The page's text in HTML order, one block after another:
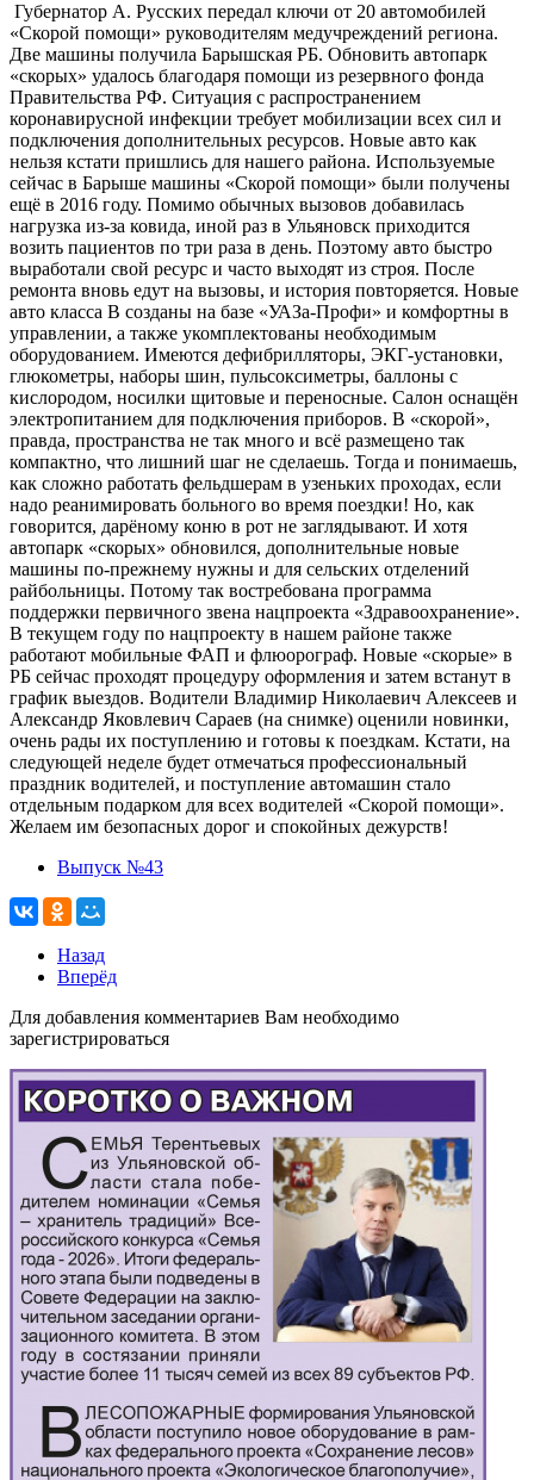
Губернатор А. Русских передал ключи от 20 автомобилей
«Скорой помощи» руководителям медучреждений региона.
Две машины получила Барышская РБ. Обновить автопарк
«скорых» удалось благодаря помощи из резервного фонда
Правительства РФ. Ситуация с распространением
коронавирусной инфекции требует мобилизации всех сил и
подключения дополнительных ресурсов. Новые авто как
нельзя кстати пришлись для нашего района. Используемые
сейчас в Барыше машины «Скорой помощи» были получены
ещё в 2016 году. Помимо обычных вызовов добавилась
нагрузка из-за ковида, иной раз в Ульяновск приходится
возить пациентов по три раза в день. Поэтому авто быстро
выработали свой ресурс и часто выходят из строя. После
ремонта вновь едут на вызовы, и история повторяется. Новые
авто класса В созданы на базе «УАЗа-Профи» и комфортны в
управлении, а также укомплектованы необходимым
оборудованием. Имеются дефибрилляторы, ЭКГ-установки,
глюкометры, наборы шин, пульсоксиметры, баллоны с
кислородом, носилки щитовые и переносные. Салон оснащён
электропитанием для подключения приборов. В «скорой»,
правда, пространства не так много и всё размещено так
компактно, что лишний шаг не сделаешь. Тогда и понимаешь,
как сложно работать фельдшерам в узеньких проходах, если
надо реанимировать больного во время поездки! Но, как
говорится, дарёному коню в рот не заглядывают. И хотя
автопарк «скорых» обновился, дополнительные новые
машины по-прежнему нужны и для сельских отделений
райбольницы. Потому так востребована программа
поддержки первичного звена нацпроекта «Здравоохранение».
В текущем году по нацпроекту в нашем районе также
работают мобильные ФАП и флюорограф. Новые «скорые» в
РБ сейчас проходят процедуру оформления и затем встанут в
график выездов. Водители Владимир Николаевич Алексеев и
Александр Яковлевич Сараев (на снимке) оценили новинки,
очень рады их поступлению и готовы к поездкам. Кстати, на
следующей неделе будет отмечаться профессиональный
праздник водителей, и поступление автомашин стало
отдельным подарком для всех водителей «Скорой помощи».
Желаем им безопасных дорог и спокойных дежурств!
Выпуск №43
Назад
Вперёд
Для добавления комментариев Вам необходимо
зарегистрироваться